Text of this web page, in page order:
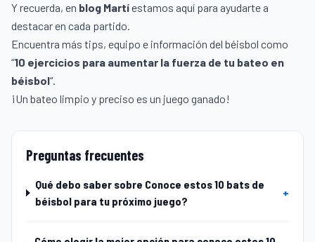
Y recuerda, en blog Martíestamos aquí para ayudarte a
destacar en cada partido.
Encuentra más tips, equipo e información del béisbol como
“10 ejercicios para aumentar la fuerza de tu bateo en
béisbol“.
¡Un bateo limpio y preciso es un juego ganado!
Preguntas frecuentes
Qué debo saber sobre Conoce estos 10 bats de
béisbol para tu próximo juego?
+